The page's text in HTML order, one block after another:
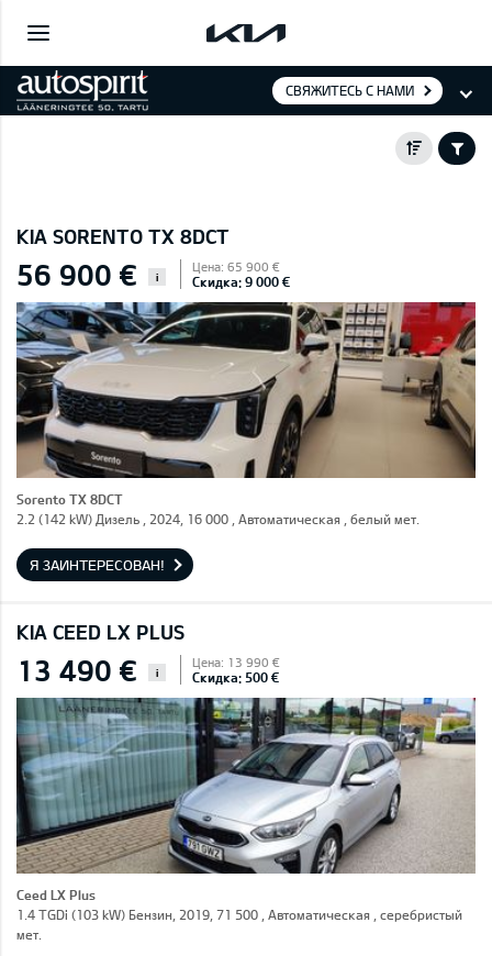
СВЯЖИТЕСЬ С НАМИ
KIA SORENTO TX 8DCT
56 900 € i
Цена: 65 900 €
Скидка: 9 000 €
Sorento TX 8DCT
2.2 (142 kW) Дизель , 2024, 16 000 , Автоматическая , белый мет.
Я ЗАИНТЕРЕСОВАН!
KIA CEED LX PLUS
13 490 € i
Цена: 13 990 €
Скидка: 500 €
Ceed LX Plus
1.4 TGDi (103 kW) Бензин, 2019, 71 500 , Автоматическая , серебристый
мет.